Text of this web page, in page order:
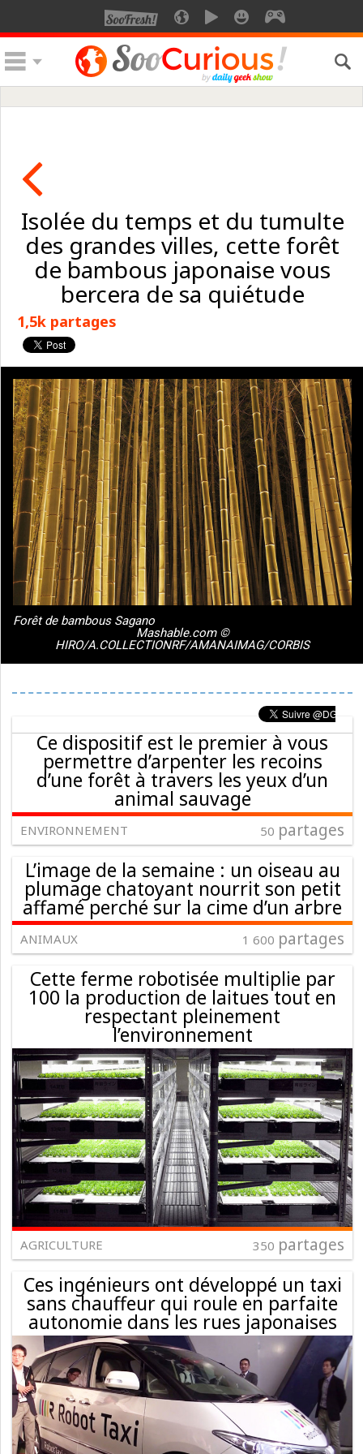
Isolée du temps et du tumulte
des grandes villes, cette forêt
de bambous japonaise vous
bercera de sa quiétude
1,5k partages
Forêt de bambous Sagano
Mashable.com ©
HIRO/A.COLLECTIONRF/AMANAIMAG/CORBIS
Ce dispositif est le premier à vous
permettre d’arpenter les recoins
d’une forêt à travers les yeux d’un
animal sauvage
ENVIRONNEMENT 50 partages
L’image de la semaine : un oiseau au
plumage chatoyant nourrit son petit
affamé perché sur la cime d’un arbre
ANIMAUX 1 600 partages
Cette ferme robotisée multiplie par
100 la production de laitues tout en
respectant pleinement
l’environnement
AGRICULTURE 350 partages
Ces ingénieurs ont développé un taxi
sans chauffeur qui roule en parfaite
autonomie dans les rues japonaises